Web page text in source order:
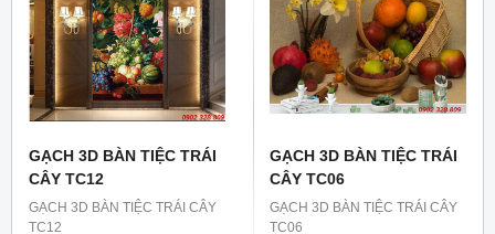
GẠCH 3D BÀN TIỆC TRÁI
CÂY TC12
GẠCH 3D BÀN TIỆC TRÁI CÂY
TC12
GẠCH 3D BÀN TIỆC TRÁI
CÂY TC06
GẠCH 3D BÀN TIỆC TRÁI CÂY
TC06